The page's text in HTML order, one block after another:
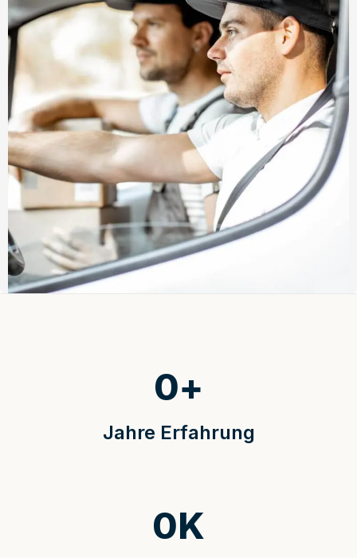
Jahre Erfahrung
0+
0K